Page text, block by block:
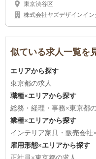
東京渋谷区
株式会社ヤズデザインイン
似ている求人一覧を
エリアから探す
東京都の求人
職種×エリアから探す
総務・経理・事務×東京都
業種×エリアから探す
インテリア家具・販売会社
雇用形態×エリアから探す